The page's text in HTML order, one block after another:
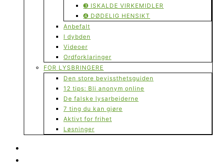
➌ ISKALDE VIRKEMIDLER
➍ DØDELIG HENSIKT
Anbefalt
I dybden
Videoer
Ordforklaringer
FOR LYSBRINGERE
Den store bevissthetsguiden
12 tips: Bli anonym online
De falske lysarbeiderne
7 ting du kan gjøre
Aktivt for frihet
Løsninger